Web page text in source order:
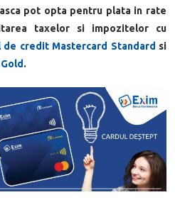
pot opta pentru plata in rate
taxelor si impozitelor cu
de credit Mastercard Standard si
.